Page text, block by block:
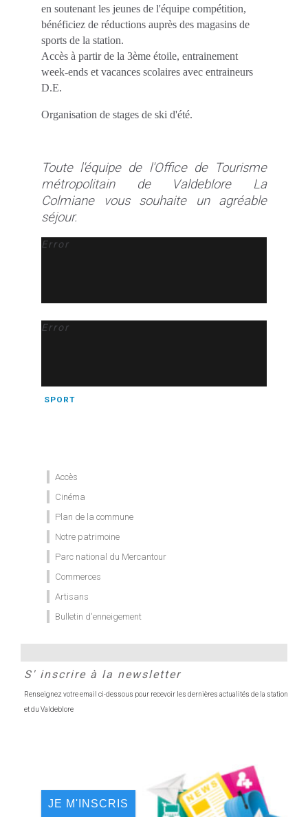
en soutenant les jeunes de l'équipe compétition,
bénéficiez de réductions auprès des magasins de
sports de la station.
Accès à partir de la 3ème étoile, entrainement
week-ends et vacances scolaires avec entraineurs
D.E.
Organisation de stages de ski d'été.
Toute l'équipe de l'Office de Tourisme
métropolitain de Valdeblore La
Colmiane vous souhaite un agréable
séjour.
Error
Error
SPORT
Accès
Cinéma
Plan de la commune
Notre patrimoine
Parc national du Mercantour
Commerces
Artisans
Bulletin d'enneigement
S' inscrire à la newsletter
Renseignez votre email ci-dessous pour recevoir les dernières actualités de la station
et du Valdeblore
JE M'INSCRIS